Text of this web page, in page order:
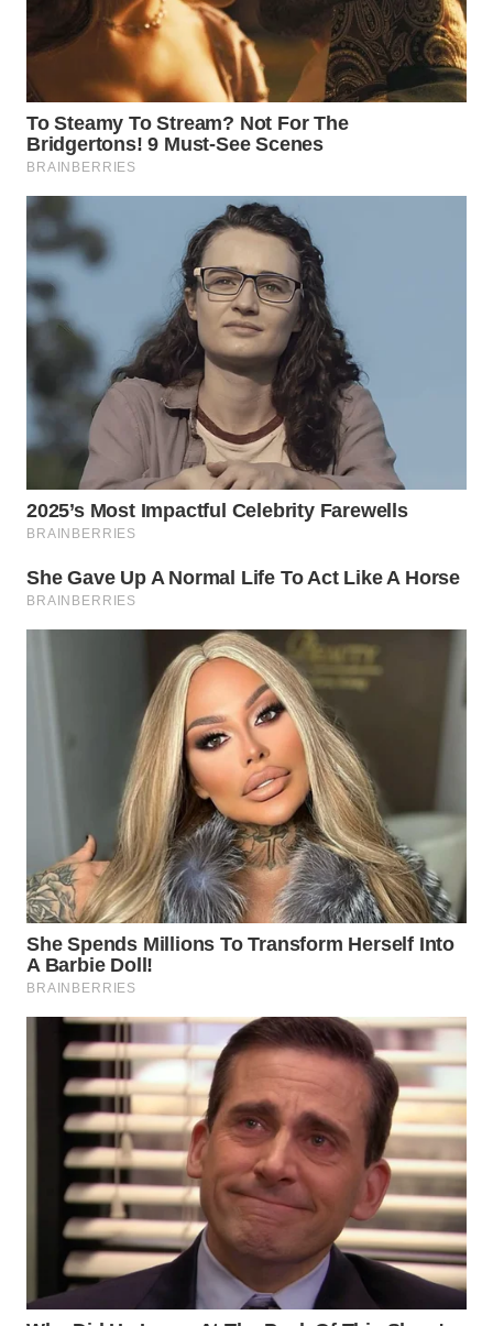
WN
TEBING
WN
PAKPAK
WN
KARAWANG
BEKASI
BOGOR
DEPOK
WN
UTARA
WN
SUMEDANG
WN
CIANJUR
WN
KEPULAUAN
SERIBU
WN
TANGERANG
WN
BINJAI
WN
CIREBON